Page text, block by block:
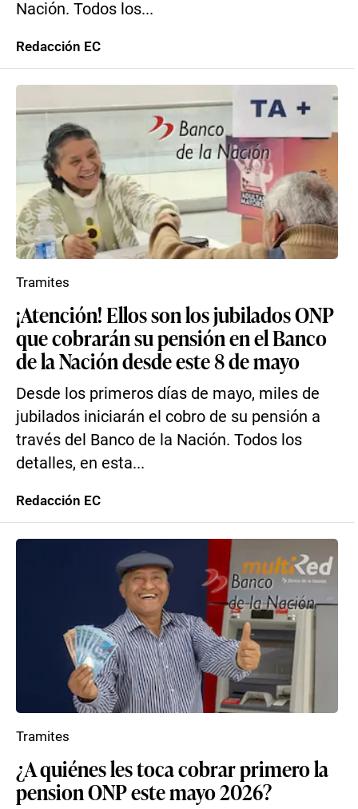
Nación. Todos los...
Redacción EC
¡Atención! Ellos son los jubilados ONP
que cobrarán su pensión en el Banco
de la Nación desde este 8 de mayo
Desde los primeros días de mayo, miles de
jubilados iniciarán el cobro de su pensión a
través del Banco de la Nación. Todos los
detalles, en esta...
Tramites
Redacción EC
¿A quiénes les toca cobrar primero la
pension ONP este mayo 2026?
Tramites